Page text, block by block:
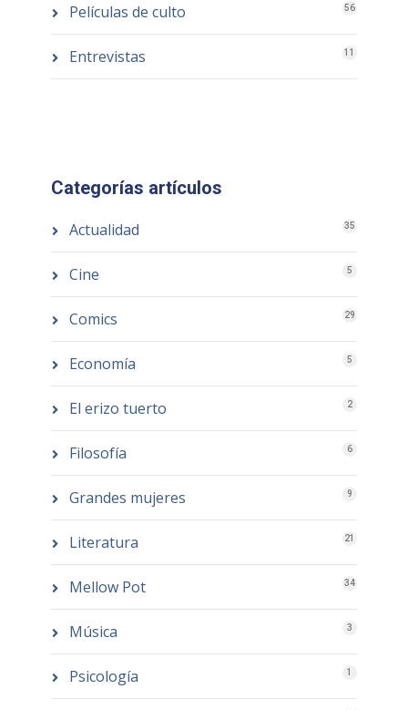
Películas de culto 56
Entrevistas 11
Categorías artículos
Actualidad 35
Cine 5
Comics 29
Economía 5
El erizo tuerto 2
Filosofía 6
Grandes mujeres 9
Literatura 21
Mellow Pot 34
Música 3
Psicología 1